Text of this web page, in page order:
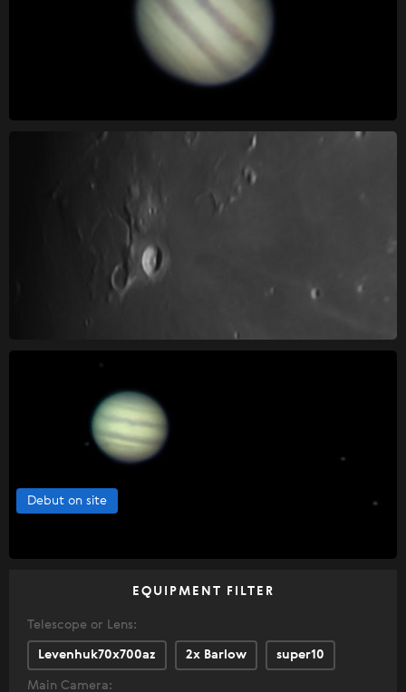
Debut on site
EQUIPMENT FILTER
Telescope or Lens:
Levenhuk70x700az 2x Barlow super10
Main Camera: